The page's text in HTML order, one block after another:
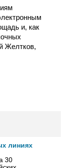
и, как
Желтков,
линиях
30